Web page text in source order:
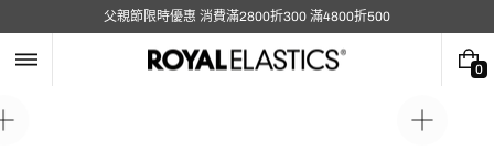
父親節限時優惠 消費滿2800折300 滿4800折500
0
0
在
在